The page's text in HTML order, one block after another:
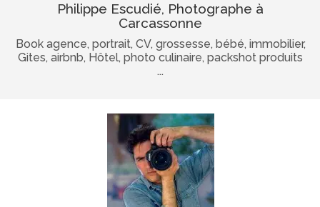
Philippe Escudié, Photographe à
Carcassonne
Book agence, portrait, CV, grossesse, bébé, immobilier,
Gites, airbnb, Hôtel, photo culinaire, packshot produits
...